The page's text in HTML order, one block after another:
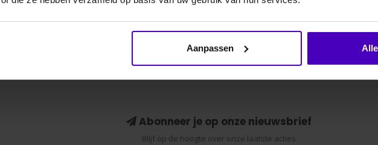
Aanpassen
elastisch kunstleer
Abonneer je op onze nieuwsbrief
Blijf op de hoogte over onze laatste acties